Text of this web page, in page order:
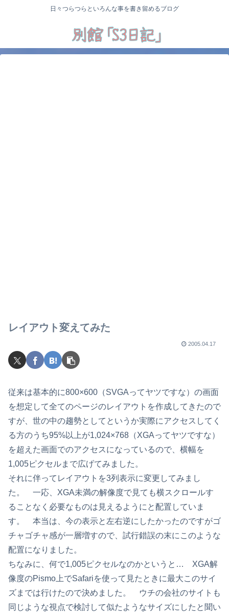
日々つらつらといろんな事を書き留めるブログ
レイアウト変えてみた
2005.04.17
従来は基本的に800×600（SVGAってヤツですな）の画面
を想定して全てのページのレイアウトを作成してきたので
すが、世の中の趨勢としてというか実際にアクセスしてく
る方のうち95%以上が1,024×768（XGAってヤツですな）
を超えた画面でのアクセスになっているので、横幅を
1,005ピクセルまで広げてみました。
それに伴ってレイアウトを3列表示に変更してみまし
た。 一応、XGA未満の解像度で見ても横スクロールす
ることなく必要なものは見えるようにと配置していま
す。 本当は、今の表示と左右逆にしたかったのですがゴ
チャゴチャ感が一層増すので、試行錯誤の末にこのような
配置になりました。
ちなみに、何で1,005ピクセルなのかというと… XGA解
像度のPismo上でSafariを使って見たときに最大このサイ
ズまでは行けたので決めました。 ウチの会社のサイトも
同じような視点で検討して似たようなサイズにしたと聞い